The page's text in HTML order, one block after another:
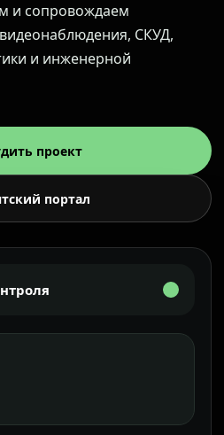
и сопровождаем
СКУД,
и инженерной
проект
портал